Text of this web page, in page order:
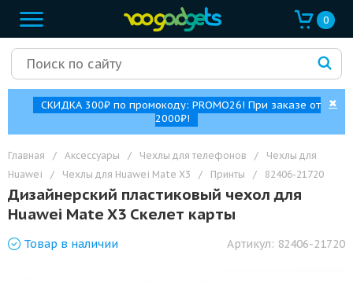
0
СКИДКА 300₽ по промокоду: PROMO26! При заказе от
2000₽!
✖
Главная / Аксессуары / Чехлы для телефонов /
Чехлы для
Huawei
/ Чехлы для Huawei Mate X3 / Принты / 82406-21720
Дизайнерский пластиковый чехол для
Huawei Mate X3 Скелет карты
Товар в наличии Артикул: 82406-21720